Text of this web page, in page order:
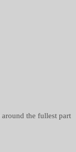
the fullest part